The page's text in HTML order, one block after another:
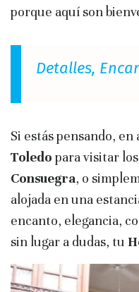
porque aquí son
Detalles,
Si estás pensando,
Toledo para visitar
Consuegra, o
alojada en una
encanto, elegancia,
sin lugar a dudas, tu